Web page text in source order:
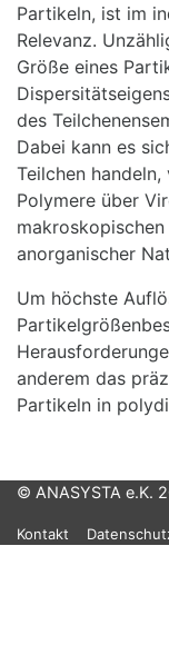
Partikeln, ist im
Relevanz.
Größe eines
des
Dabei kann es
Teilchen
Polymere über
anorganischer
Um höchste
anderem das
Partikeln in
© ANASYSTA e.K.
Kontakt